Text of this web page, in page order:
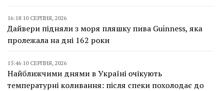
16:18 10 СЕРПНЯ, 2026
Дайвери підняли з моря пляшку пива Guinness, яка
пролежала на дні 162 роки
15:46 10 СЕРПНЯ, 2026
Найближчими днями в Україні очікують
температурні коливання: після спеки похолодає до